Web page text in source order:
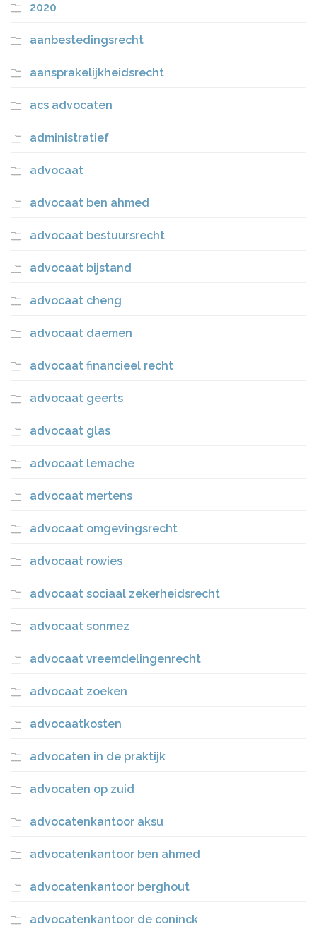
2020
aanbestedingsrecht
aansprakelijkheidsrecht
acs advocaten
administratief
advocaat
advocaat ben ahmed
advocaat bestuursrecht
advocaat bijstand
advocaat cheng
advocaat daemen
advocaat financieel recht
advocaat geerts
advocaat glas
advocaat lemache
advocaat mertens
advocaat omgevingsrecht
advocaat rowies
advocaat sociaal zekerheidsrecht
advocaat sonmez
advocaat vreemdelingenrecht
advocaat zoeken
advocaatkosten
advocaten in de praktijk
advocaten op zuid
advocatenkantoor aksu
advocatenkantoor ben ahmed
advocatenkantoor berghout
advocatenkantoor de coninck